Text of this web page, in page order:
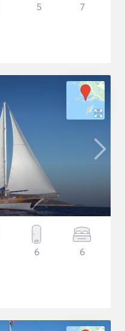
5 7
6 6